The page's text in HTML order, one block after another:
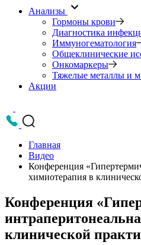
Анализы
Гормоны крови
Диагностика
Иммуногематология
Общеклинические
Онкомаркеры
Тяжелые металлы и
Акции
Главная
Видео
Конференция
химиотерапия в
Конференция
клинической